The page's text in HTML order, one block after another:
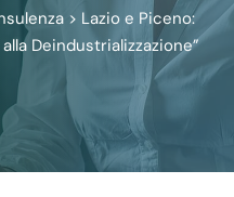
> Lazio e Piceno:
Deindustrializzazione”